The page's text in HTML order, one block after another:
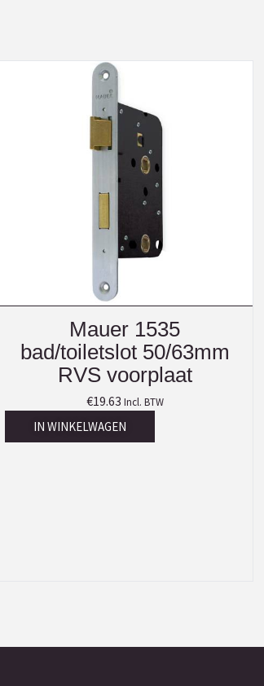
Mauer 1535
bad/toiletslot 50/63mm
RVS voorplaat
€19.63 Incl. BTW
IN WINKELWAGEN